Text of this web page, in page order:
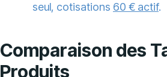
seul, cotisations 60 € actif.
Comparaison des
Produits